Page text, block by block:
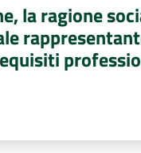
la ragione